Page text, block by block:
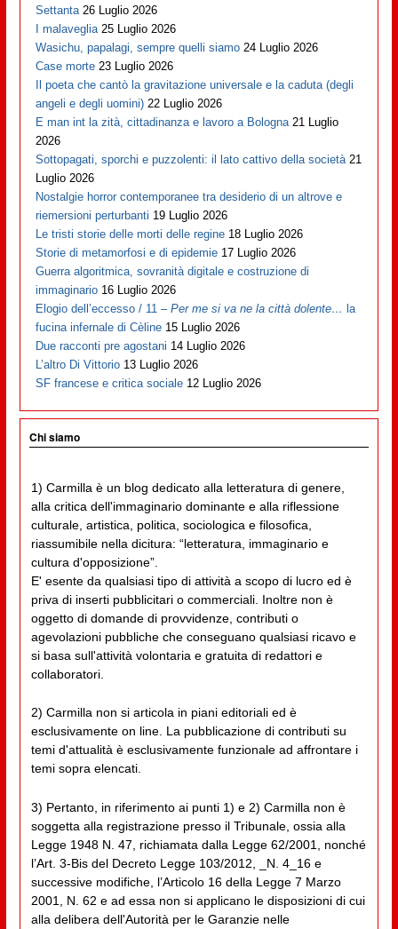
Settanta 26 Luglio 2026
I malaveglia 25 Luglio 2026
Wasichu, papalagi, sempre quelli siamo 24 Luglio 2026
Case morte 23 Luglio 2026
Il poeta che cantò la gravitazione universale e la caduta (degli
angeli e degli uomini) 22 Luglio 2026
E man int la zità, cittadinanza e lavoro a Bologna 21 Luglio
2026
Sottopagati, sporchi e puzzolenti: il lato cattivo della società 21
Luglio 2026
Nostalgie horror contemporanee tra desiderio di un altrove e
riemersioni perturbanti 19 Luglio 2026
Le tristi storie delle morti delle regine 18 Luglio 2026
Storie di metamorfosi e di epidemie 17 Luglio 2026
Guerra algoritmica, sovranità digitale e costruzione di
immaginario 16 Luglio 2026
Elogio dell’eccesso / 11 –Per me si va ne la città dolente… la
fucina infernale di Cèline 15 Luglio 2026
Due racconti pre agostani 14 Luglio 2026
L’altro Di Vittorio 13 Luglio 2026
SF francese e critica sociale 12 Luglio 2026
Chi siamo
1) Carmilla è un blog dedicato alla letteratura di genere,
alla critica dell'immaginario dominante e alla riflessione
culturale, artistica, politica, sociologica e filosofica,
riassumibile nella dicitura: “letteratura, immaginario e
cultura d'opposizione”.
E' esente da qualsiasi tipo di attività a scopo di lucro ed è
priva di inserti pubblicitari o commerciali. Inoltre non è
oggetto di domande di provvidenze, contributi o
agevolazioni pubbliche che conseguano qualsiasi ricavo e
si basa sull'attività volontaria e gratuita di redattori e
collaboratori.
2) Carmilla non si articola in piani editoriali ed è
esclusivamente on line. La pubblicazione di contributi su
temi d'attualità è esclusivamente funzionale ad affrontare i
temi sopra elencati.
3) Pertanto, in riferimento ai punti 1) e 2) Carmilla non è
soggetta alla registrazione presso il Tribunale, ossia alla
Legge 1948 N. 47, richiamata dalla Legge 62/2001, nonché
l’Art. 3-Bis del Decreto Legge 103/2012, _N. 4_16 e
successive modifiche, l’Articolo 16 della Legge 7 Marzo
2001, N. 62 e ad essa non si applicano le disposizioni di cui
alla delibera dell'Autorità per le Garanzie nelle